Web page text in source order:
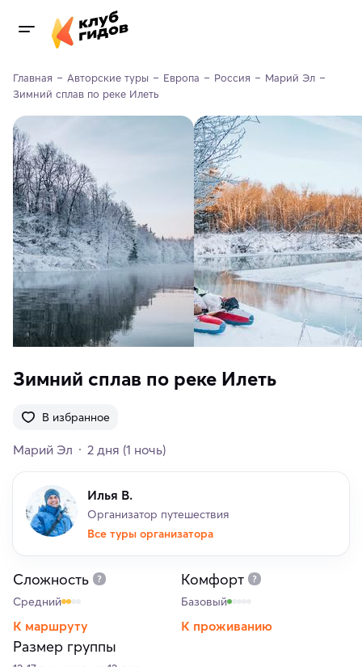
Главная Авторские туры Европа Россия
Марий Эл
Зимний сплав по реке Илеть
Зимний сплав по реке Илеть
В избранное
Марий Эл 2 дня (1 ночь)
Илья В.
Организатор путешествия
Все туры организатора
Сложность
Средний
К маршруту
Комфорт
Базовый
К проживанию
Размер группы